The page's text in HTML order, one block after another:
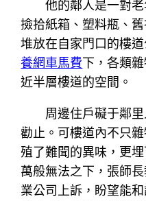
他的鄰人是一對
撿拾紙箱、塑料瓶、
堆放在自家門口的樓
養網車馬費下，各類
近半層樓道的空間。
周邊住戶礙于鄰
勸止。可樓道內不只
殖了難聞的異味，更
萬般無法之下，張師
業公司上訴，盼望能